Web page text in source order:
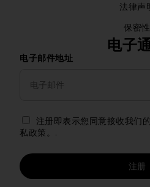
法律声
保密性
电子
电子邮件地址
注册即表示您同意接收我们
私政策。.
注册